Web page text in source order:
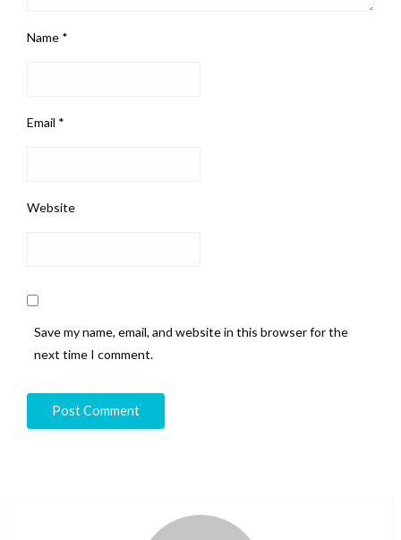
Name *
Email *
Website
Save my name, email, and website in this browser for the
next time I comment.